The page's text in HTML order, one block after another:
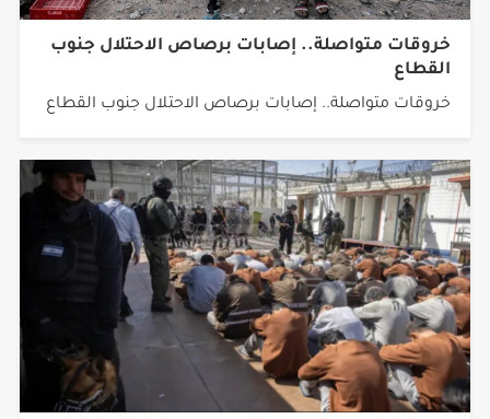
خروقات متواصلة.. إصابات برصاص الاحتلال جنوب
القطاع
خروقات متواصلة.. إصابات برصاص الاحتلال جنوب القطاع